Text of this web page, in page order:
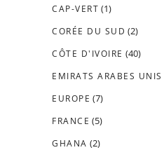
CAP-VERT (1)
CORÉE DU SUD (2)
CÔTE D'IVOIRE (40)
EMIRATS ARABES UNIS
EUROPE (7)
FRANCE (5)
GHANA (2)